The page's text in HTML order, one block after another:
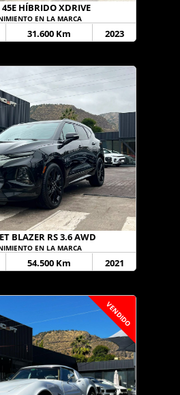
HÍBRIDO XDRIVE
EN LA MARCA
31.600 Km 2023
BLAZER RS 3.6 AWD
EN LA MARCA
54.500 Km 2021
VENDIDO